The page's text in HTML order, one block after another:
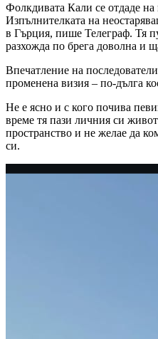
Фолкдивата Кали се отдаде
Изпълнителката на
в Гърция, пише Телеграф. Тя
разхожда по брега доволна и
Впечатление на
променена визия – по-дълга
Не е ясно и с кого почива
време тя пази личния си
пространство и не желае да
си.